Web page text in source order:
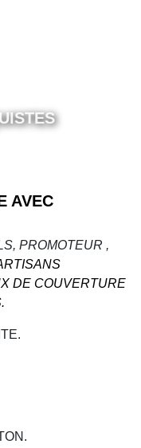
AVEC
PROMOTEUR ,
DE COUVERTURE